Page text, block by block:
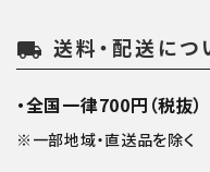
local_shipping 送料・配送につ
・全国一律700円（税抜）
※一部地域・直送品を除く